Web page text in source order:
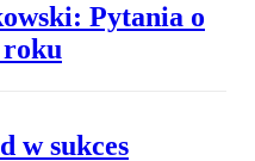
Pytania o
roku
w sukces